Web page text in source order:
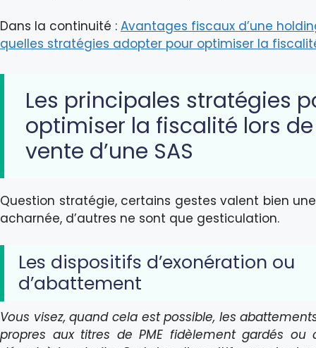
Dans la continuité : Avantages fiscaux d’une
quelles stratégies adopter pour optimiser la
Les principales stratégies
optimiser la fiscalité lors
vente d’une SAS
Question stratégie, certains gestes valent bien
acharnée, d’autres ne sont que gesticulation.
Les dispositifs d’exonération ou
d’abattement
Vous visez, quand cela est possible, les
propres aux titres de PME fidèlement gardés ou